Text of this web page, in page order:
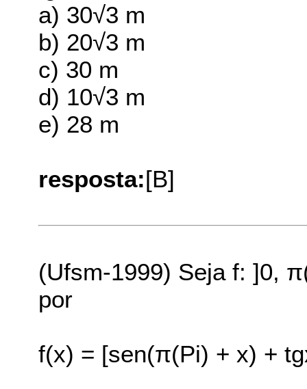
a) 30√3 m
b) 20√3 m
c) 30 m
d) 10√3 m
e) 28 m
resposta:[B]
(Ufsm-1999) Seja f: ]0,
por
f(x) = [sen(π(Pi) + x) +